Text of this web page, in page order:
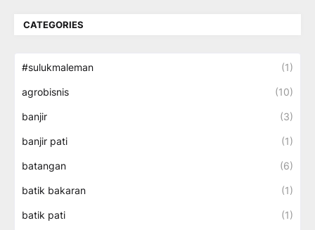
CATEGORIES
#sulukmaleman (1)
agrobisnis (10)
banjir (3)
banjir pati (1)
batangan (6)
batik bakaran (1)
batik pati (1)